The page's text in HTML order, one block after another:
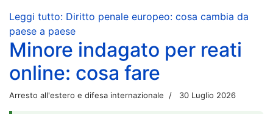
Leggi tutto: Diritto penale europeo: cosa cambia da
paese a paese
Minore indagato per reati
online: cosa fare
Arresto all'estero e difesa internazionale 30 Luglio 2026